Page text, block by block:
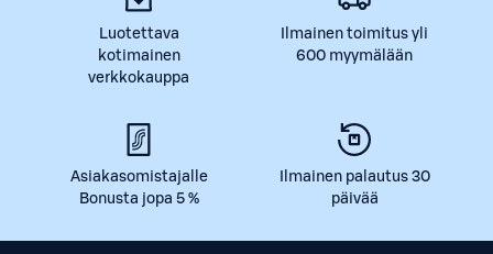
Luotettava
kotimainen
verkkokauppa
Ilmainen toimitus yli
600 myymälään
Asiakasomistajalle
Bonusta jopa 5 %
Ilmainen palautus 30
päivää